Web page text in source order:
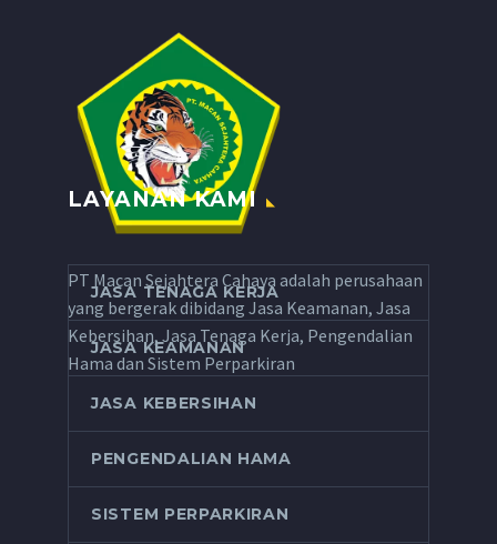
PT Macan Sejahtera Cahaya adalah perusahaan
yang bergerak dibidang Jasa Keamanan, Jasa
Kebersihan, Jasa Tenaga Kerja, Pengendalian
Hama dan Sistem Perparkiran
LAYANAN KAMI
JASA TENAGA KERJA
JASA KEAMANAN
JASA KEBERSIHAN
PENGENDALIAN HAMA
SISTEM PERPARKIRAN